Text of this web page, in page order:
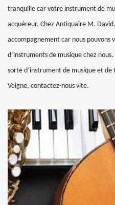
tranquille car votre instrument de
acquéreur. Chez Antiquaire M.
accompagnement car nous pouvons
d’instruments de musique chez
sorte d’instrument de musique et de
Veigne, contactez-nous vite.